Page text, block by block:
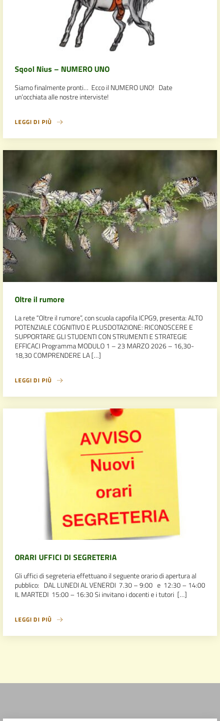
Sqool Nius – NUMERO UNO
Siamo finalmente pronti… Ecco il NUMERO UNO! Date
un’occhiata alle nostre interviste!
LEGGI DI PIÙ
Oltre il rumore
La rete “Oltre il rumore”, con scuola capofila ICPG9, presenta: ALTO
POTENZIALE COGNITIVO E PLUSDOTAZIONE: RICONOSCERE E
SUPPORTARE GLI STUDENTI CON STRUMENTI E STRATEGIE
EFFICACI Programma MODULO 1 – 23 MARZO 2026 – 16,30-
18,30 COMPRENDERE LA […]
LEGGI DI PIÙ
ORARI UFFICI DI SEGRETERIA
Gli uffici di segreteria effettuano il seguente orario di apertura al
pubblico: DAL LUNEDI AL VENERDI 7.30 – 9:00 e 12:30 – 14:00
IL MARTEDI 15:00 – 16:30 Si invitano i docenti e i tutori […]
LEGGI DI PIÙ